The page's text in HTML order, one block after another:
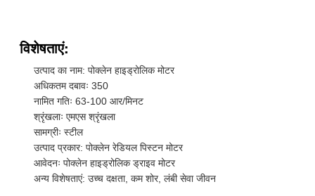
विशेषताएं:
उत्पाद का नाम: पोक्लेन हाइड्रोलिक मोटर
अधिकतम दबावः 350
नामित गतिः 63-100 आर/मिनट
श्रृंखलाः एमएस श्रृंखला
सामग्रीः स्टील
उत्पाद प्रकार: पोक्लेन रेडियल पिस्टन मोटर
आवेदनः पोक्लेन हाइड्रोलिक ड्राइव मोटर
अन्य विशेषताएं: उच्च दक्षता, कम शोर, लंबी सेवा जीवन